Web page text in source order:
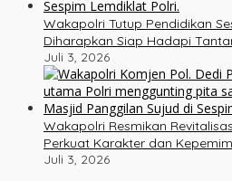
Wakapolri Tutup Pendidikan
Diharapkan Siap Hadapi
Juli 3, 2026
Wakapolri Resmikan
Perkuat Karakter dan
Juli 3, 2026